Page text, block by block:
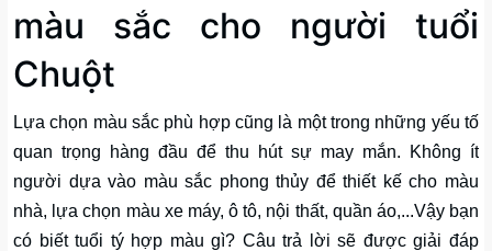
màu sắc cho người tuổi
Chuột
Lựa chọn màu sắc phù hợp cũng là một trong những yếu tố
quan trọng hàng đầu để thu hút sự may mắn. Không ít
người dựa vào màu sắc phong thủy để thiết kế cho màu
nhà, lựa chọn màu xe máy, ô tô, nội thất, quần áo,...Vậy bạn
có biết tuổi tý hợp màu gì? Câu trả lời sẽ được giải đáp